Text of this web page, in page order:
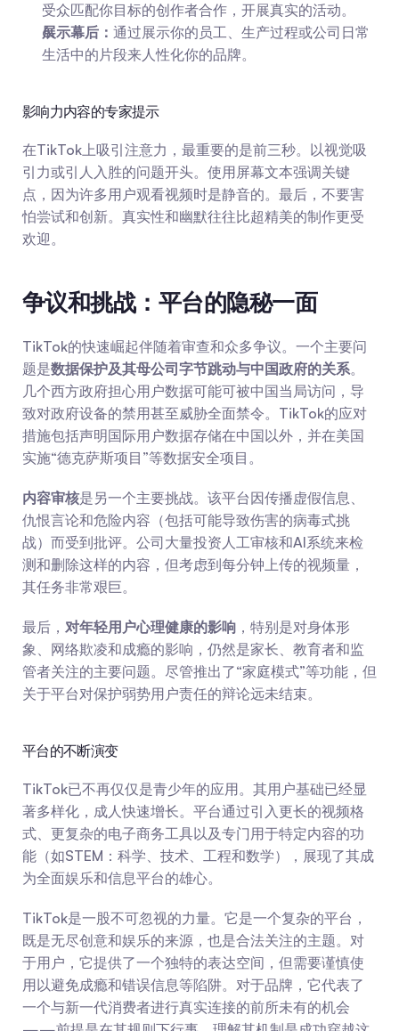
受众匹配你目标的创作者合作，开展真实的活动。
展示幕后： 通过展示你的员工、生产过程或公司日常
生活中的片段来人性化你的品牌。
影响力内容的专家提示
在TikTok上吸引注意力，最重要的是前三秒。以视觉吸
引力或引人入胜的问题开头。使用屏幕文本强调关键
点，因为许多用户观看视频时是静音的。最后，不要害
怕尝试和创新。真实性和幽默往往比超精美的制作更受
欢迎。
争议和挑战：平台的隐秘一面
TikTok的快速崛起伴随着审查和众多争议。一个主要问
题是数据保护及其母公司字节跳动与中国政府的关系。
几个西方政府担心用户数据可能可被中国当局访问，导
致对政府设备的禁用甚至威胁全面禁令。TikTok的应对
措施包括声明国际用户数据存储在中国以外，并在美国
实施“德克萨斯项目”等数据安全项目。
内容审核是另一个主要挑战。该平台因传播虚假信息、
仇恨言论和危险内容（包括可能导致伤害的病毒式挑
战）而受到批评。公司大量投资人工审核和AI系统来检
测和删除这样的内容，但考虑到每分钟上传的视频量，
其任务非常艰巨。
最后， 对年轻用户心理健康的影响 ，特别是对身体形
象、网络欺凌和成瘾的影响，仍然是家长、教育者和监
管者关注的主要问题。尽管推出了“家庭模式”等功能，但
关于平台对保护弱势用户责任的辩论远未结束。
平台的不断演变
TikTok已不再仅仅是青少年的应用。其用户基础已经显
著多样化，成人快速增长。平台通过引入更长的视频格
式、更复杂的电子商务工具以及专门用于特定内容的功
能（如STEM：科学、技术、工程和数学），展现了其成
为全面娱乐和信息平台的雄心。
TikTok是一股不可忽视的力量。它是一个复杂的平台，
既是无尽创意和娱乐的来源，也是合法关注的主题。对
于用户，它提供了一个独特的表达空间，但需要谨慎使
用以避免成瘾和错误信息等陷阱。对于品牌，它代表了
一个与新一代消费者进行真实连接的前所未有的机会